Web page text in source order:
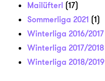
Mailüfterl (17)
Sommerliga 2021 (1)
Winterliga 2016/2017
Winterliga 2017/2018
Winterliga 2018/2019